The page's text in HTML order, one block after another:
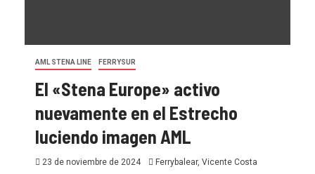
AML STENA LINE FERRYSUR
El «Stena Europe» activo
nuevamente en el Estrecho
luciendo imagen AML
23 de noviembre de 2024 Ferrybalear, Vicente Costa